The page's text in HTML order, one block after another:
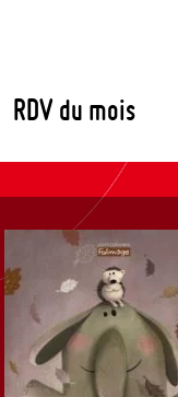
RDV du mois